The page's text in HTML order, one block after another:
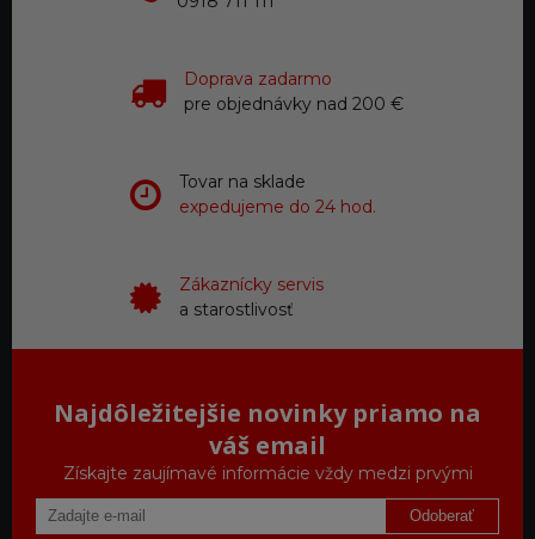
Doprava zadarmo
pre objednávky nad 200 €
Tovar na sklade
expedujeme do 24 hod.
Zákaznícky servis
a starostlivosť
Najdôležitejšie novinky priamo na
váš email
Získajte zaujímavé informácie vždy medzi prvými
Odoberať